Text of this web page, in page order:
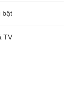
bật
TV